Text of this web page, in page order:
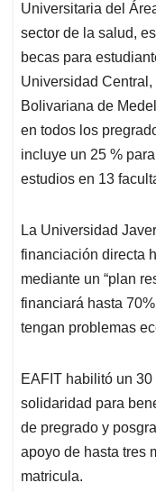
Universitaria del
sector de la salud,
becas para
Universidad
Bolivariana de
en todos los
incluye un 25 %
estudios en 13
La Universidad
financiación directa
mediante un “plan
financiará hasta
tengan problemas
EAFIT habilitó un
solidaridad para
de pregrado y
apoyo de hasta tres
matricula.